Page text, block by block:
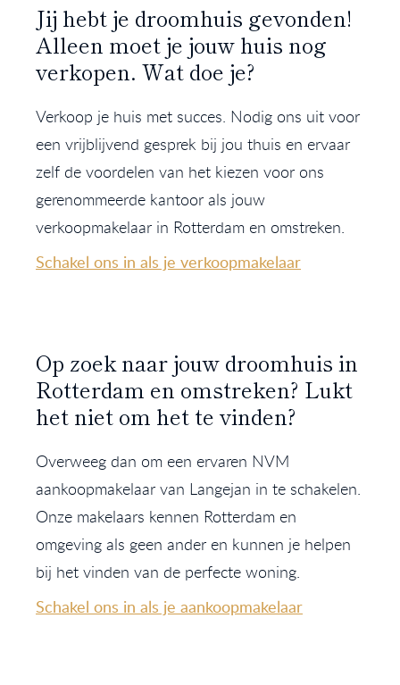
Jij hebt je droomhuis gevonden!
Alleen moet je jouw huis nog
verkopen. Wat doe je?
Verkoop je huis met succes. Nodig ons uit voor
een vrijblijvend gesprek bij jou thuis en ervaar
zelf de voordelen van het kiezen voor ons
gerenommeerde kantoor als jouw
verkoopmakelaar in Rotterdam en omstreken.
Schakel ons in als je verkoopmakelaar
Op zoek naar jouw droomhuis in
Rotterdam en omstreken? Lukt
het niet om het te vinden?
Overweeg dan om een ervaren NVM
aankoopmakelaar van Langejan in te schakelen.
Onze makelaars kennen Rotterdam en
omgeving als geen ander en kunnen je helpen
bij het vinden van de perfecte woning.
Schakel ons in als je aankoopmakelaar